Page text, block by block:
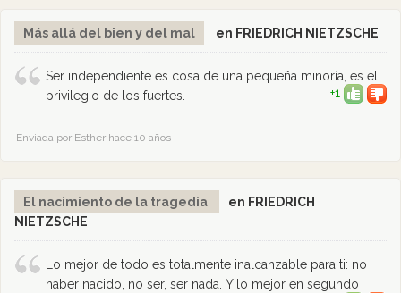
Más allá del bien y del mal en FRIEDRICH NIETZSCHE
Ser independiente es cosa de una pequeña minoría, es el
privilegio de los fuertes.
+1
Enviada por Esther hace 10 años
El nacimiento de la tragedia
en FRIEDRICH
NIETZSCHE
Lo mejor de todo es totalmente inalcanzable para ti: no
haber nacido, no ser, ser nada. Y lo mejor en segundo